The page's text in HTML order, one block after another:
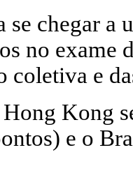
se chegar a
no exame
coletiva e
Kong
e o